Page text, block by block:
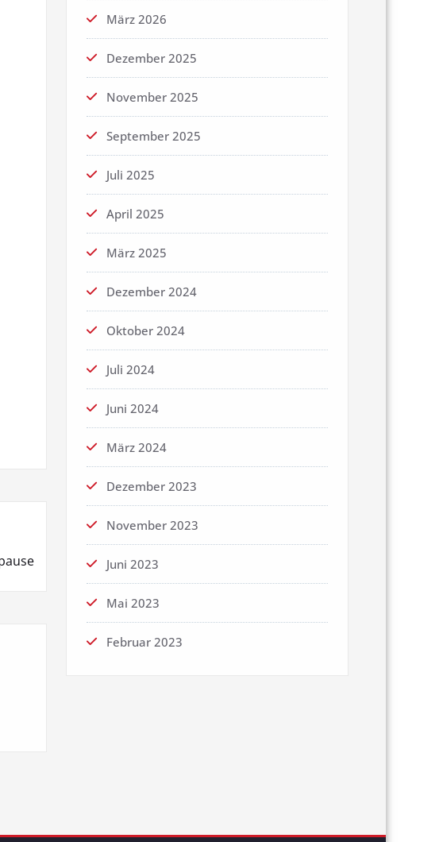
März 2026
Dezember 2025
November 2025
September 2025
Juli 2025
April 2025
März 2025
Dezember 2024
Oktober 2024
Juli 2024
Juni 2024
März 2024
Dezember 2023
November 2023
Juni 2023
Mai 2023
Februar 2023